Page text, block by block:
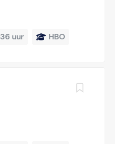
36 uur HBO